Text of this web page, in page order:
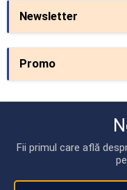
Newsletter
Promo
Fii primul care află